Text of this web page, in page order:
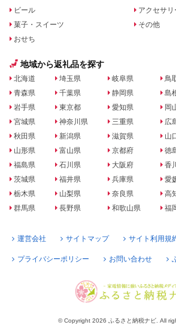
ビール
菓子・スイーツ
おせち
アクセサリ
その他
地域から返礼品を探す
北海道
青森県
岩手県
宮城県
秋田県
山形県
福島県
茨城県
栃木県
群馬県
埼玉県
千葉県
東京都
神奈川県
新潟県
富山県
石川県
福井県
山梨県
長野県
岐阜県
静岡県
愛知県
三重県
滋賀県
京都府
大阪府
兵庫県
奈良県
和歌山県
鳥
島
岡
広
山
徳
香
愛
高
福
運営会社 サイトマップ サイト利用規
プライバシーポリシー お問い合わせ
© Copyright 2026 ふるさと納税ナビ. All